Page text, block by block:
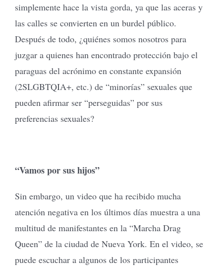
simplemente hace la vista gorda, ya que las aceras y
las calles se convierten en un burdel público.
Después de todo, ¿quiénes somos nosotros para
juzgar a quienes han encontrado protección bajo el
paraguas del acrónimo en constante expansión
(2SLGBTQIA+, etc.) de “minorías” sexuales que
pueden afirmar ser “perseguidas” por sus
preferencias sexuales?
“Vamos por sus hijos”
Sin embargo, un video que ha recibido mucha
atención negativa en los últimos días muestra a una
multitud de manifestantes en la “Marcha Drag
Queen” de la ciudad de Nueva York. En el video, se
puede escuchar a algunos de los participantes